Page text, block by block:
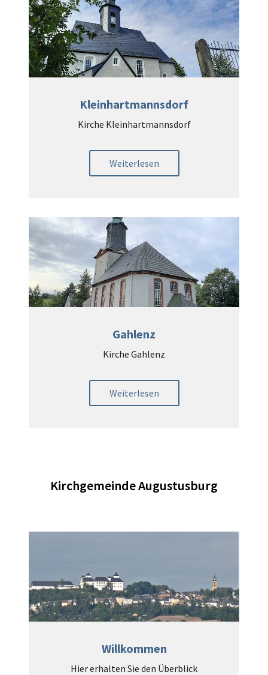
Kleinhartmannsdorf
Kirche Kleinhartmannsdorf
Weiterlesen
Gahlenz
Kirche Gahlenz
Weiterlesen
Kirchgemeinde Augustusburg
Willkommen
Hier erhalten Sie den Überblick